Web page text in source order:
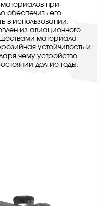
материалов при
обеспечить его
в использовании.
из авиационного
материала
устойчивость и
чему устройство
долгие годы.